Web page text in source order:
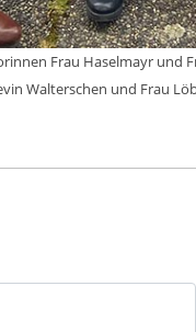
Frau Haselmayr und
Walterschen und Frau